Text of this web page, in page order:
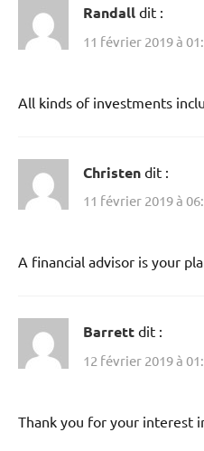
Randall dit :
11 février 2019 à
All kinds of investments
Christen dit :
11 février 2019 à
A financial advisor is your
Barrett dit :
12 février 2019 à
Thank you for your interest